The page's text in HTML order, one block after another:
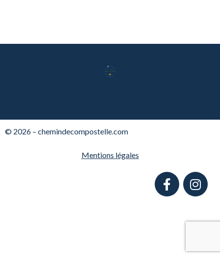
© 2026 – chemindecompostelle.com
Mentions légales